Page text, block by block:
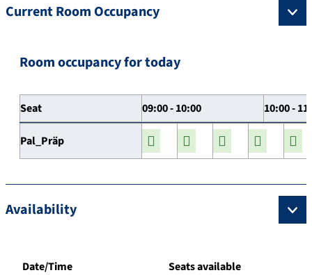
Current Room Occupancy
Room occupancy for today
Seat 09:00 - 10:00 10:00 -
Pal_Präp
Availability
Date/Time Seats available